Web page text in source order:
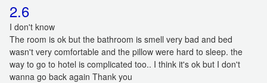
2.6
I don't know
The room is ok but the bathroom is smell very bad and bed
wasn't very comfortable and the pillow were hard to sleep. the
way to go to hotel is complicated too.. I think it's ok but I don't
wanna go back again Thank you